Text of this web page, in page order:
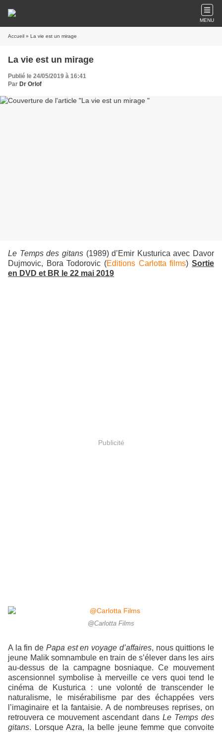
MENU
Accueil » La vie est un mirage
La vie est un mirage
Publié le 24/05/2019 à 16:41
Par Dr Orlof
Le Temps des gitans(1989) d’Emir Kusturica avec Davor
Dujmovic, Bora Todorovic (Editions Carlotta films)Sortie
en DVD et BR le 22 mai 2019
Publicité
@Carlotta Films
A la fin de Papa est en voyage d’affaires, nous quittions le
jeune Malik somnambule en train de s’élever dans les airs
au-dessus de la campagne bosniaque. Ce mouvement
ascensionnel symbolise à merveille ce vers quoi tend le
cinéma de Kusturica : une volonté de transcender le
naturalisme, le misérabilisme par des échappées vers
l’imaginaire et la fantaisie. A de nombreuses reprises, on
retrouvera ce mouvement ascendant dans Le Temps des
gitans. Lorsque Azra, la belle jeune femme que convoite